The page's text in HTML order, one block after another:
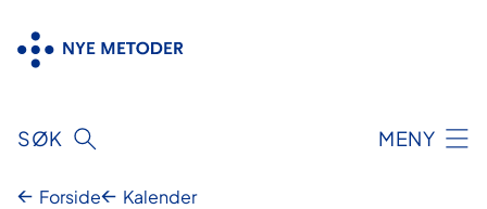
innhold
SØK MENY
Forside
Kalender